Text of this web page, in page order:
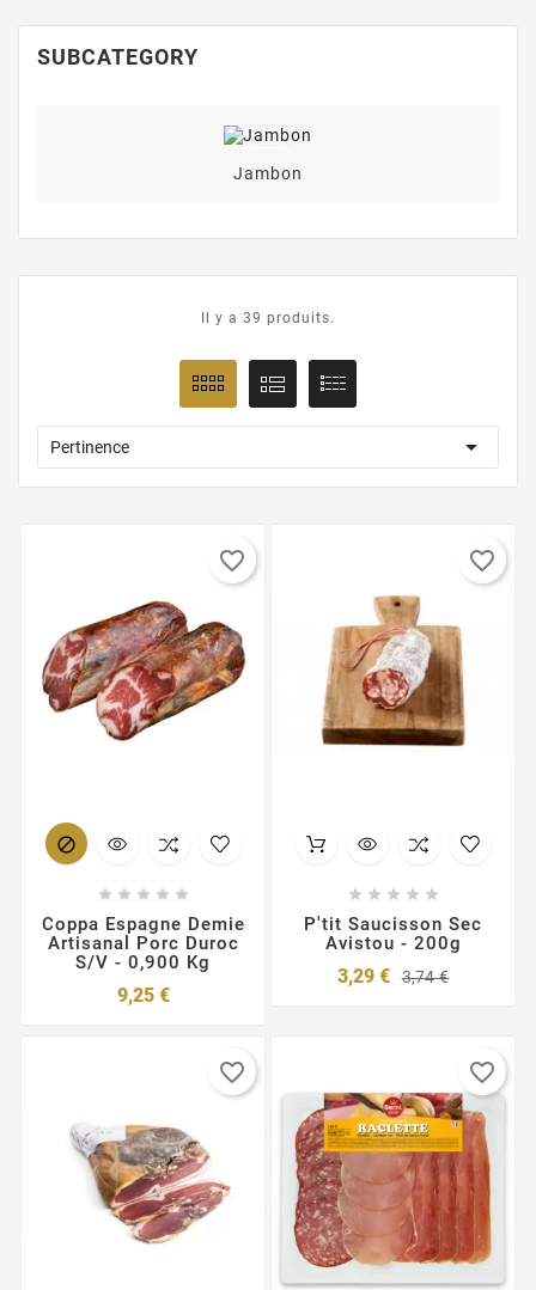
SUBCATEGORY
Jambon
Il y a 39 produits.
Pertinence 

    
Coppa Espagne Demie
Artisanal Porc Duroc
S/V - 0,900 Kg
9,25 €Prix
favorite_border
    
P'tit Saucisson Sec
Avistou - 200g
3,29 € 3,74 €
favorite_border
favorite_border favorite_border